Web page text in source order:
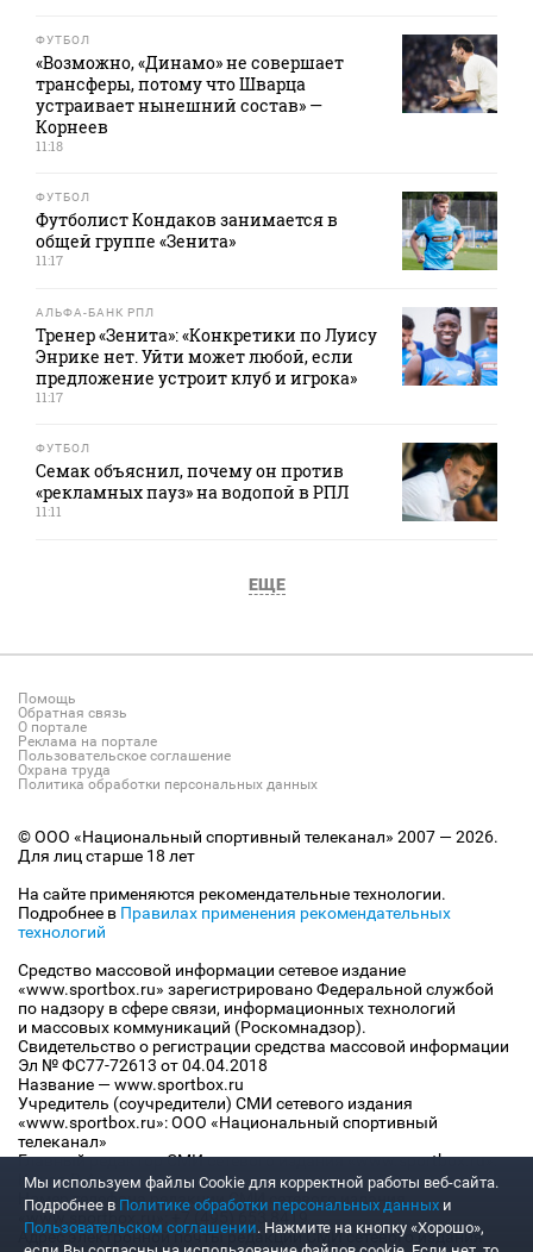
ФУТБОЛ
«Возможно, «Динамо» не совершает
трансферы, потому что Шварца
устраивает нынешний состав» —
Корнеев
11:18
ФУТБОЛ
Футболист Кондаков занимается в
общей группе «Зенита»
11:17
АЛЬФА-БАНК РПЛ
Тренер «Зенита»: «Конкретики по Луису
Энрике нет. Уйти может любой, если
предложение устроит клуб и игрока»
11:17
ФУТБОЛ
Семак объяснил, почему он против
«рекламных пауз» на водопой в РПЛ
11:11
ЕЩЕ
Помощь
Обратная связь
О портале
Реклама на портале
Пользовательское соглашение
Охрана труда
Политика обработки персональных данных
© ООО «Национальный спортивный телеканал» 2007 — 2026.
Для лиц старше 18 лет
На сайте применяются рекомендательные технологии.
Подробнее в Правилах применения рекомендательных
технологий
Средство массовой информации сетевое издание
«www.sportbox.ru» зарегистрировано Федеральной службой
по надзору в сфере связи, информационных технологий
и массовых коммуникаций (Роскомнадзор).
Свидетельство о регистрации средства массовой информации
Эл № ФС77-72613 от 04.04.2018
Название — www.sportbox.ru
Учредитель (соучредители) СМИ сетевого издания
«www.sportbox.ru»: ООО «Национальный спортивный
телеканал»
Главный редактор СМИ сетевого издания «www.sportbox.ru»:
Конов В.А.
Номер телефона редакции СМИ сетевого издания
«www.sportbox.ru»: +7 (495) 653 8419
Адрес электронной почты редакции СМИ сетевого издания
Мы используем файлы Сookie для корректной работы веб-сайта.
Подробнее в Политике обработки персональных данных и
Пользовательском соглашении. Нажмите на кнопку «Хорошо»,